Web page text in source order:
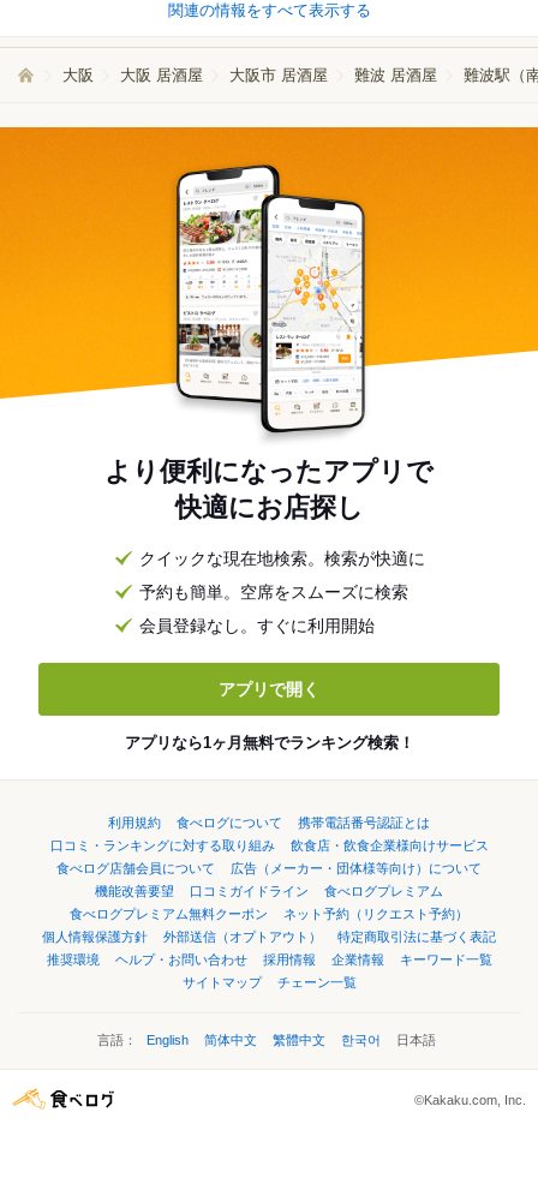
関連の情報をすべて表示する
大阪 大阪 居酒屋 大阪市 居酒屋 難波 居酒屋 難波駅（
より便利になったアプリで
快適にお店探し
クイックな現在地検索。検索が快適に
予約も簡単。空席をスムーズに検索
会員登録なし。すぐに利用開始
アプリで開く
アプリなら1ヶ月無料でランキング検索！
利用規約 食べログについて
携帯電話番号認証とは
口コミ・ランキングに対する取り組み
飲食店・飲食企業様向けサービス
食べログ店舗会員について
広告（メーカー・団体様等向け）について
機能改善要望
口コミガイドライン
食べログプレミアム
食べログプレミアム無料クーポン
ネット予約（リクエスト予約）
個人情報保護方針
外部送信（オプトアウト）
特定商取引法に基づく表記
推奨環境
ヘルプ・お問い合わせ 採用情報 企業情報
キーワード一覧
サイトマップ
チェーン一覧
言語： English 简体中文 繁體中文 한국어 日本語
©Kakaku.com, Inc.